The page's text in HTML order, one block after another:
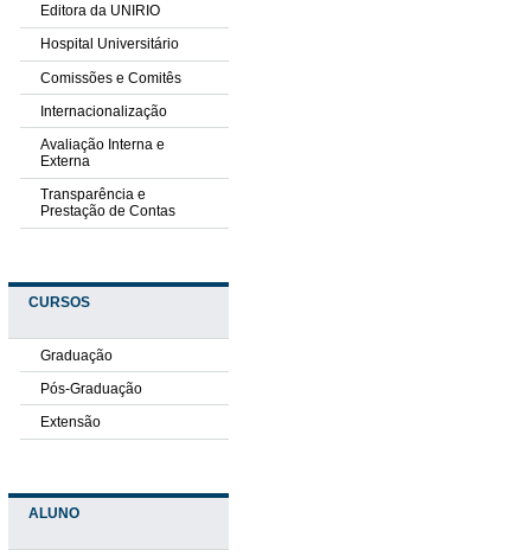
Editora da UNIRIO
Hospital Universitário
Comissões e Comitês
Internacionalização
Avaliação Interna e
Externa
Transparência e
Prestação de Contas
CURSOS
Graduação
Pós-Graduação
Extensão
ALUNO